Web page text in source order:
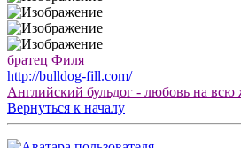
братец Филя
http://bulldog-fill.com/
Английский бульдог - любовь на всю
Вернуться к началу